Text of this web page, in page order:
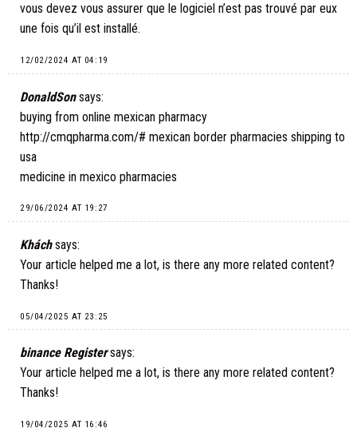
vous devez vous assurer que le logiciel n’est pas trouvé par eux
une fois qu’il est installé.
12/02/2024 AT 04:19
DonaldSon says:
buying from online mexican pharmacy
http://cmqpharma.com/# mexican border pharmacies shipping to
usa
medicine in mexico pharmacies
29/06/2024 AT 19:27
Khách says:
Your article helped me a lot, is there any more related content?
Thanks!
05/04/2025 AT 23:25
binance Register says:
Your article helped me a lot, is there any more related content?
Thanks!
19/04/2025 AT 16:46